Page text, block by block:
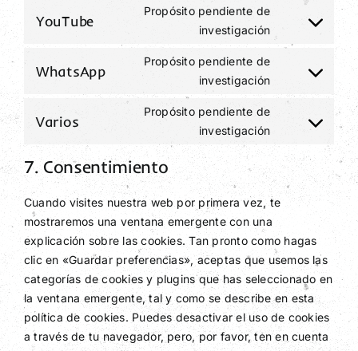
service
google-
fonts
YouTube
Propósito pendiente de
investigación
Consent
to
service
youtube
WhatsApp
Propósito pendiente de
investigación
Consent
to
service
whatsapp
Varios
Propósito pendiente de
investigación
Consent
to
service
varios
7. Consentimiento
Cuando visites nuestra web por primera vez, te
mostraremos una ventana emergente con una
explicación sobre las cookies. Tan pronto como hagas
clic en «Guardar preferencias», aceptas que usemos las
categorías de cookies y plugins que has seleccionado en
la ventana emergente, tal y como se describe en esta
política de cookies. Puedes desactivar el uso de cookies
a través de tu navegador, pero, por favor, ten en cuenta